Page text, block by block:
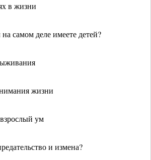
в жизни
самом деле имеете детей?
жизни
ум
и измена?